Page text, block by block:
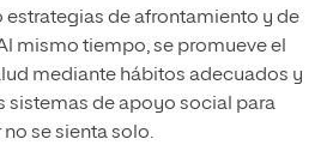
estrategias de afrontamiento y de
mismo tiempo, se promueve el
mediante hábitos adecuados y
sistemas de apoyo social para
se sienta solo.